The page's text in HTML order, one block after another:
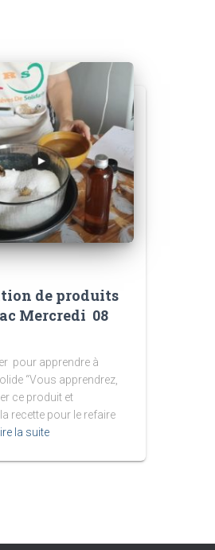
de produits
Mercredi 08
pour apprendre à
“Vous apprendrez,
ce produit et
recette pour le refaire
Lire la suite